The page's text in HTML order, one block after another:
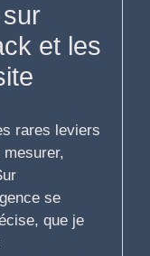
et les
rares leviers
mesurer,
se
que je